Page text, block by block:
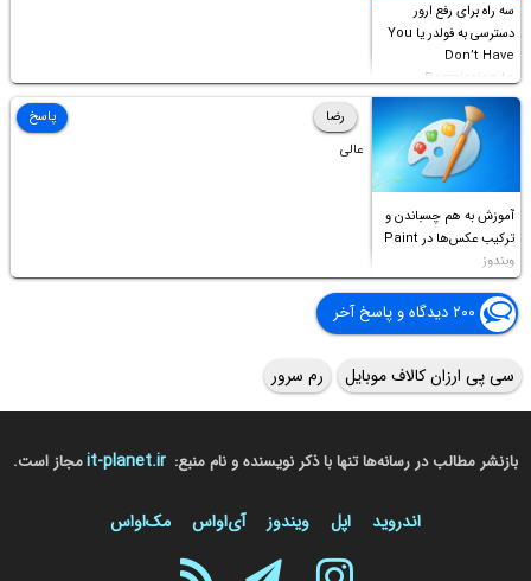
سه راه برای رفع ارور
دسترسی به فولدر یا You
Don’t Have
Permission to
Access this folder
آموزش به هم چسباندن و
ترکیب عکس‌ها در Paint
ویندوز
رضا
عالی
پاسخ
۲۰۰ دیدگاه و پاسخ آخر
سی پی ارزان کالاف موبایل رم سرور
بازنشر مطالب در رسانه‌ها تنها با ذکر نویسنده و نام منبع: it-planet.irمجاز است.
اندروید اپل ویندوز آی‌او‌اس مک‌او‌اس